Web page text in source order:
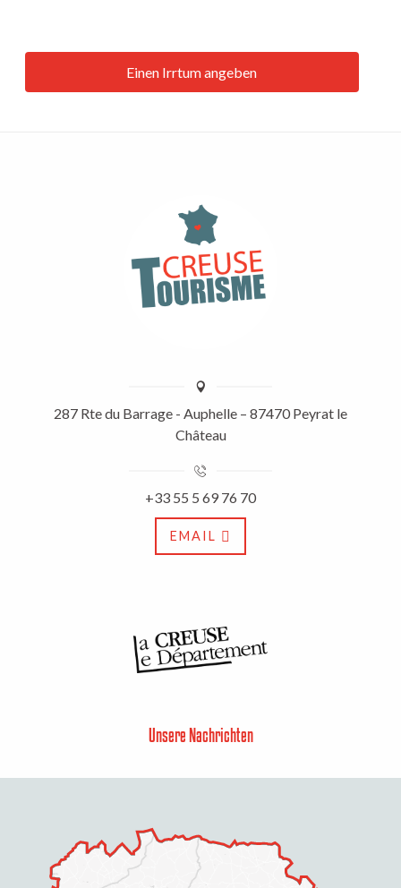
Einen Irrtum angeben
287 Rte du Barrage - Auphelle – 87470 Peyrat le
Château
+33 55 5 69 76 70
EMAIL
Unsere Nachrichten